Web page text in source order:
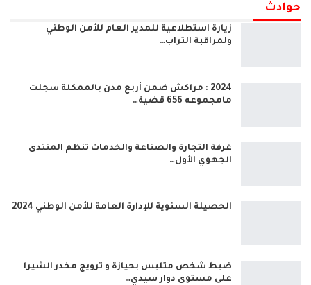
حوادث
زيارة استطلاعية للمدير العام للأمن الوطني
ولمراقبة التراب…
2024 : مراكش ضمن أربع مدن بالممكلة سجلت
مامجموعه 656 قضية…
غرفة التجارة والصناعة والخدمات تنظم المنتدى
الجهوي الأول…
الحصيلة السنوية للإدارة العامة للأمن الوطني 2024
ضبط شخص متلبس بحيازة و ترويج مخدر الشيرا
على مستوى دوار سيدي…